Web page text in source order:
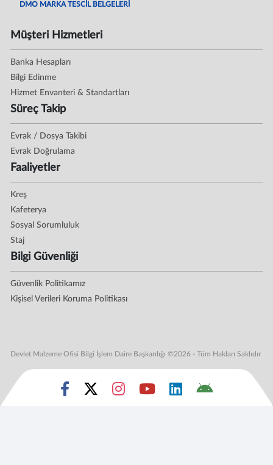
DMO MARKA TESCİL BELGELERİ
Müşteri Hizmetleri
Banka Hesapları
Bilgi Edinme
Hizmet Envanteri & Standartları
Süreç Takip
Evrak / Dosya Takibi
Evrak Doğrulama
Faaliyetler
Kreş
Kafeterya
Sosyal Sorumluluk
Staj
Bilgi Güvenliği
Güvenlik Politikamız
Kişisel Verileri Koruma Politikası
Devlet Malzeme Ofisi Bilgi İşlem Daire Başkanlığı ©2026 - Tüm Hakları Saklıdır